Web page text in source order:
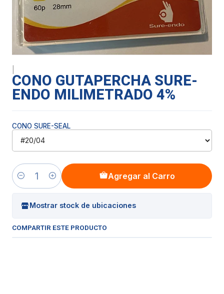
CONO GUTAPERCHA SURE-
ENDO MILIMETRADO 4%
CONO SURE-SEAL
Cantidad
Agregar al Carro
Mostrar stock de ubicaciones
COMPARTIR ESTE PRODUCTO